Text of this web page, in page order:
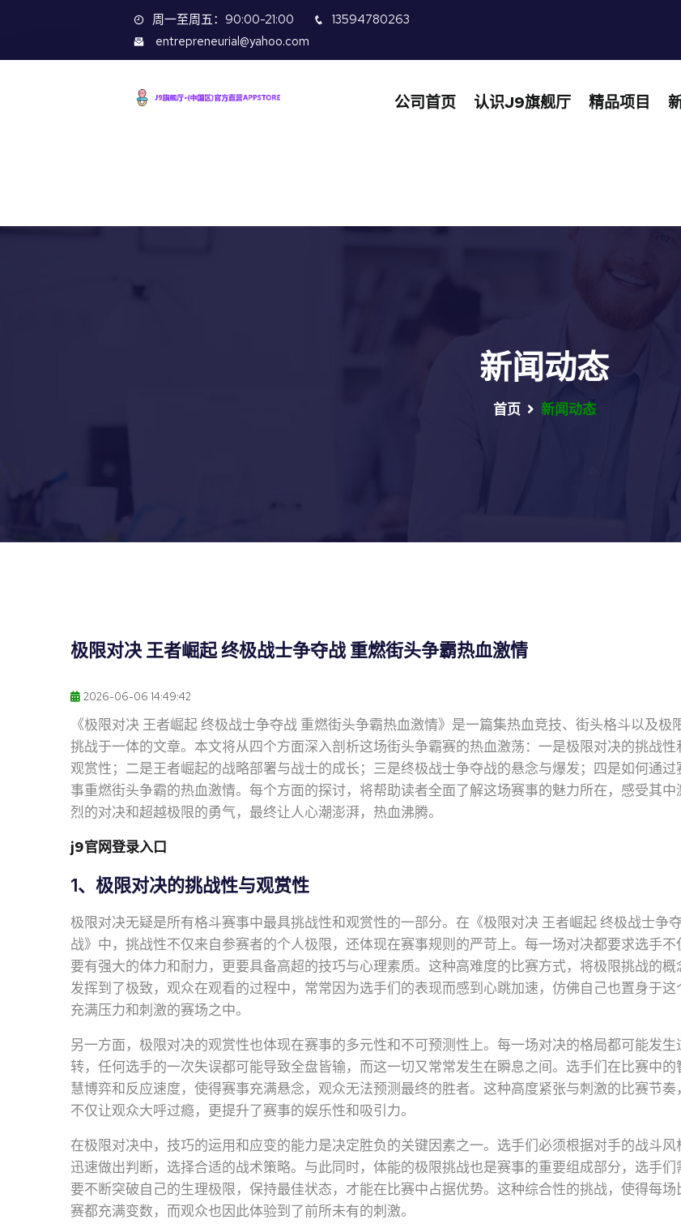
周一至周五：90:00-21:00
13594780263
entrepreneurial@yahoo.com
公司首页 认识J9旗舰厅 精品项目
新闻动态
首页 新闻动态
极限对决 王者崛起 终极战士争夺战 重燃街头争霸热血激情
2026-06-06 14:49:42
《极限对决 王者崛起 终极战士争夺战 重燃街头争霸热血激情》是一篇集热血竞技、街头格斗以及极
挑战于一体的文章。本文将从四个方面深入剖析这场街头争霸赛的热血激荡：一是极限对决的挑战性
观赏性；二是王者崛起的战略部署与战士的成长；三是终极战士争夺战的悬念与爆发；四是如何通过
事重燃街头争霸的热血激情。每个方面的探讨，将帮助读者全面了解这场赛事的魅力所在，感受其中
烈的对决和超越极限的勇气，最终让人心潮澎湃，热血沸腾。
j9官网登录入口
1、极限对决的挑战性与观赏性
极限对决无疑是所有格斗赛事中最具挑战性和观赏性的一部分。在《极限对决 王者崛起 终极战士争夺
战》中，挑战性不仅来自参赛者的个人极限，还体现在赛事规则的严苛上。每一场对决都要求选手不
要有强大的体力和耐力，更要具备高超的技巧与心理素质。这种高难度的比赛方式，将极限挑战的概
发挥到了极致，观众在观看的过程中，常常因为选手们的表现而感到心跳加速，仿佛自己也置身于这
充满压力和刺激的赛场之中。
另一方面，极限对决的观赏性也体现在赛事的多元性和不可预测性上。每一场对决的格局都可能发生
转，任何选手的一次失误都可能导致全盘皆输，而这一切又常常发生在瞬息之间。选手们在比赛中的
慧博弈和反应速度，使得赛事充满悬念，观众无法预测最终的胜者。这种高度紧张与刺激的比赛节奏，
不仅让观众大呼过瘾，更提升了赛事的娱乐性和吸引力。
在极限对决中，技巧的运用和应变的能力是决定胜负的关键因素之一。选手们必须根据对手的战斗风
迅速做出判断，选择合适的战术策略。与此同时，体能的极限挑战也是赛事的重要组成部分，选手们
要不断突破自己的生理极限，保持最佳状态，才能在比赛中占据优势。这种综合性的挑战，使得每场
赛都充满变数，而观众也因此体验到了前所未有的刺激。